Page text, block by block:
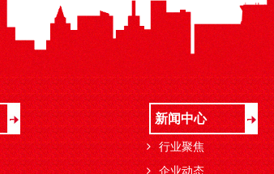
新闻中心
行业聚焦
企业动态